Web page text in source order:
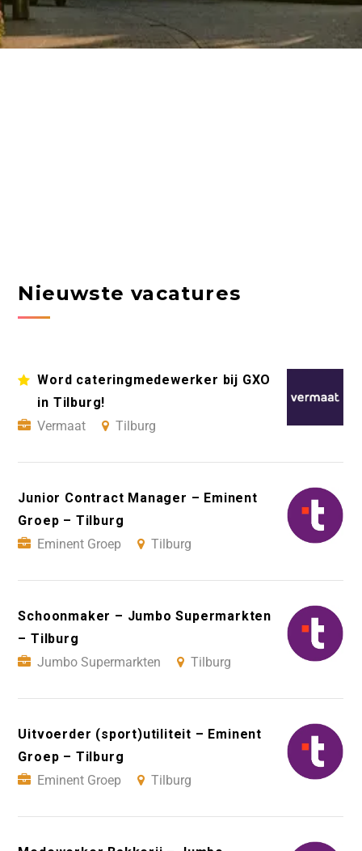
Nieuwste vacatures
Word cateringmedewerker bij GXO
in Tilburg!
Vermaat
Tilburg
Junior Contract Manager – Eminent
Groep – Tilburg
Eminent Groep
Tilburg
Schoonmaker – Jumbo Supermarkten
– Tilburg
Jumbo Supermarkten
Tilburg
Uitvoerder (sport)utiliteit – Eminent
Groep – Tilburg
Eminent Groep
Tilburg